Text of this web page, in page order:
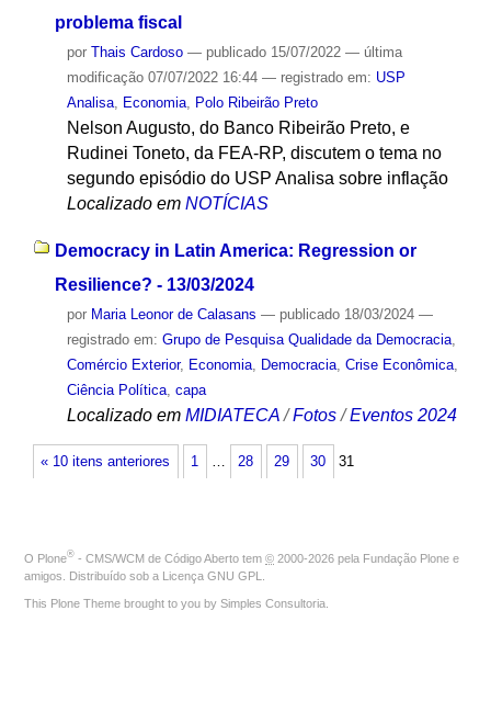
problema fiscal
por Thais Cardoso — publicado15/07/2022 — última
modificação07/07/2022 16:44 — registrado em: USP
Analisa, Economia, Polo Ribeirão Preto
Nelson Augusto, do Banco Ribeirão Preto, e
Rudinei Toneto, da FEA-RP, discutem o tema no
segundo episódio do USP Analisa sobre inflação
Localizado em NOTÍCIAS
Democracy in Latin America: Regression or
Resilience? - 13/03/2024
por Maria Leonor de Calasans — publicado18/03/2024 —
registrado em: Grupo de Pesquisa Qualidade da Democracia,
Comércio Exterior, Economia, Democracia, Crise Econômica,
Ciência Política, capa
Localizado em MIDIATECA /Fotos /Eventos 2024
« 10 itens anteriores 1 … 28 29 30 31
O Plone® - CMS/WCM de Código Aberto tem © 2000-2026 pela Fundação Plone e
amigos. Distribuído sob a Licença GNU GPL
This Plone Theme brought to you by Simples Consultoria